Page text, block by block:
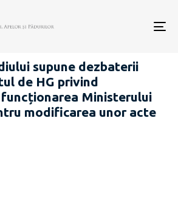
supune dezbaterii
de HG privind
funcționarea Ministerului
modificarea unor acte